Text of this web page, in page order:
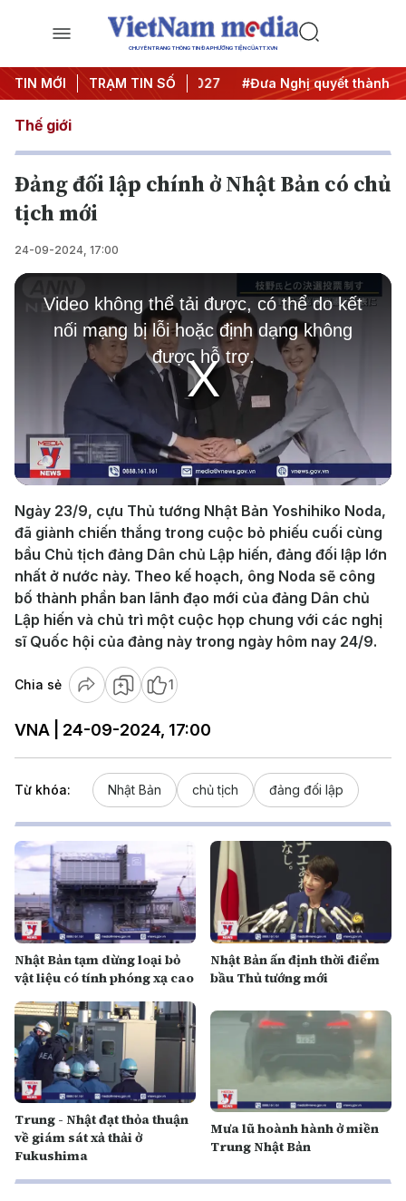
CHUYÊN TRANG THÔNG TIN ĐA PHƯƠNG TIỆN CỦA TTXVN
TIN MỚI TRẠM TIN SỐ
Trung ương 3 #APEC 2027 #Đưa Nghị quyết thành
Thế giới
Đảng đối lập chính ở Nhật Bản có chủ
tịch mới
24-09-2024, 17:00
Play
Video
This
window.
Video không thể tải được, có thể do kết
nối mạng bị lỗi hoặc định dạng không
được hỗ trợ.
Ngày 23/9, cựu Thủ tướng Nhật Bản Yoshihiko Noda,
đã giành chiến thắng trong cuộc bỏ phiếu cuối cùng
bầu Chủ tịch đảng Dân chủ Lập hiến, đảng đối lập lớn
nhất ở nước này. Theo kế hoạch, ông Noda sẽ công
bố thành phần ban lãnh đạo mới của đảng Dân chủ
Lập hiến và chủ trì một cuộc họp chung với các nghị
sĩ Quốc hội của đảng này trong ngày hôm nay 24/9.
Chia sẻ 1
VNA | 24-09-2024, 17:00
Từ khóa: Nhật Bản chủ tịch đảng đối lập
Nhật Bản tạm dừng loại bỏ
vật liệu có tính phóng xạ cao
Nhật Bản ấn định thời điểm
bầu Thủ tướng mới
Trung - Nhật đạt thỏa thuận
về giám sát xả thải ở
Fukushima
Mưa lũ hoành hành ở miền
Trung Nhật Bản